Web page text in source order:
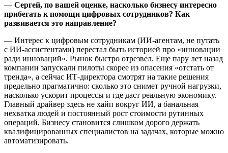
— Сергей, по вашей оценке, насколько бизнесу интересно
прибегать к помощи цифровых сотрудников? Как
развивается это направление?
— Интерес к цифровым сотрудникам (ИИ-агентам, не путать
с ИИ-ассистентами) перестал быть историей про «инновации
ради инноваций». Рынок быстро отрезвел. Еще пару лет назад
компании запускали пилоты скорее из опасения «отстать от
тренда», а сейчас ИТ-директора смотрят на такие решения
предельно прагматично: сколько это снимет ручной нагрузки,
насколько ускорит процессы и где даст реальную экономику.
Главный драйвер здесь не хайп вокруг ИИ, а банальная
нехватка людей и постоянный рост стоимости рутинных
операций. Бизнесу становится слишком дорого держать
квалифицированных специалистов на задачах, которые можно
автоматизировать.